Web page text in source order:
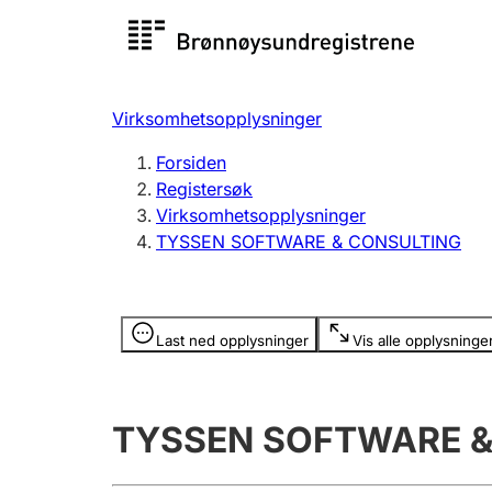
Registersøk
Registrere, endre, slette
Virksomhetsopplysninger
Forsiden
Registersøk
Virksomhetsopplysninger
TYSSEN SOFTWARE & CONSULTING
Last ned opplysninger Vis alle
Opplysninger er skjult
TYSSEN SOFTWARE